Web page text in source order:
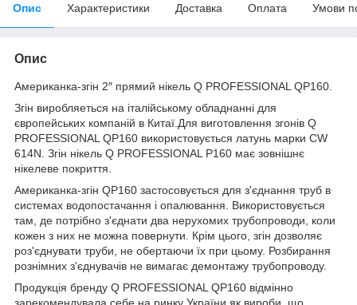
Опис Характеристики Доставка Оплата Умови
Опис
Американка-згiн 2″ прямий нікель Q PROFESSIONAL QP160.
Згiн виробляеться на італійському обладнанні для
європейських компаній в Китаї.Для виготовлення згонів Q
PROFESSIONAL QP160 використовується латунь марки CW
614N. Згін нікель Q PROFESSIONAL P160 має зовнішнє
нікелеве покриття.
Американка-згін QP160 застосовується для з'єднання труб в
системах водопостачання і опалювання. Використовується
там, де потрібно з'єднати два нерухомих трубопроводи, коли
кожен з них не можна повернути. Крім цього, згін дозволяє
роз'єднувати труби, не обертаючи їх при цьому. Розбирання
рознімних з'єднувачів не вимагає демонтажу трубопроводу.
Продукція бренду Q PROFESSIONAL QP160 відмінно
зарекомендувала себе на ринку України як вироби, що